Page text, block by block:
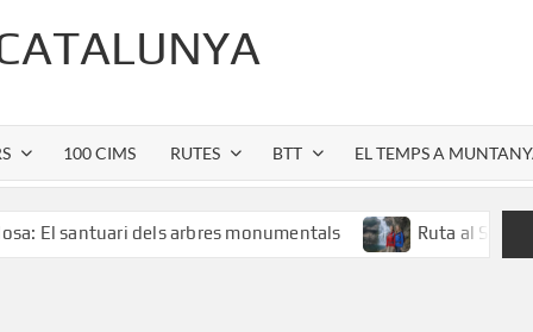
100 CIMS RUTES BTT EL TEMPS A
dels arbres monumentals Ruta al Salt de Sallent: